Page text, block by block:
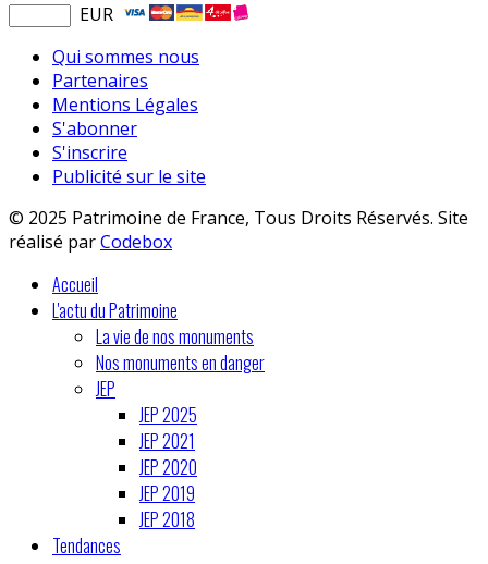
EUR
Qui sommes nous
Partenaires
Mentions Légales
S'abonner
S'inscrire
Publicité sur le site
© 2025 Patrimoine de France, Tous Droits Réservés. Site
réalisé parCodebox
Accueil
L'actu du Patrimoine
La vie de nos monuments
Nos monuments en danger
JEP
JEP 2025
JEP 2021
JEP 2020
JEP 2019
JEP 2018
Tendances